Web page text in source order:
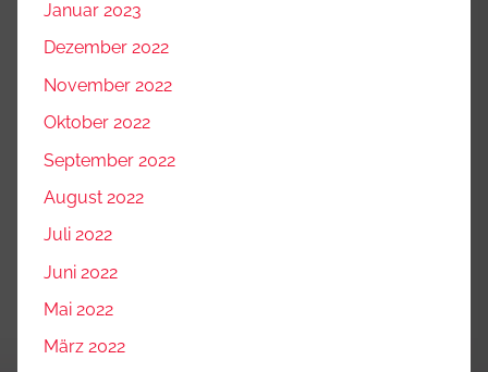
Januar 2023
Dezember 2022
November 2022
Oktober 2022
September 2022
August 2022
Juli 2022
Juni 2022
Mai 2022
März 2022